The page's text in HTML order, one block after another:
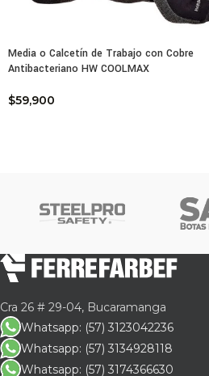
Media o Calcetín de Trabajo con Cobre
Antibacteriano HW COOLMAX
$59,900
Cra 26 # 29-04, Bucaramanga
Whatsapp: (57) 3123042236
Whatsapp: (57) 3134928118
Whatsapp: (57) 3174366630